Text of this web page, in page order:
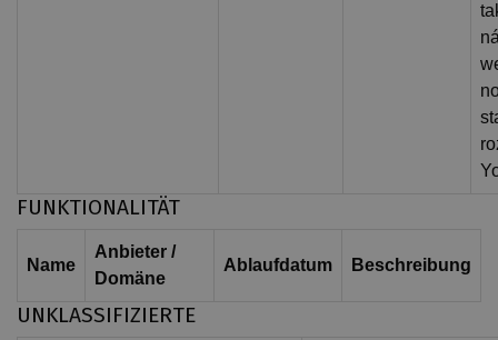
FUNKTIONALITÄT
Name
Anbieter /
Domäne
Ablaufdatum Beschreibung
UNKLASSIFIZIERTE